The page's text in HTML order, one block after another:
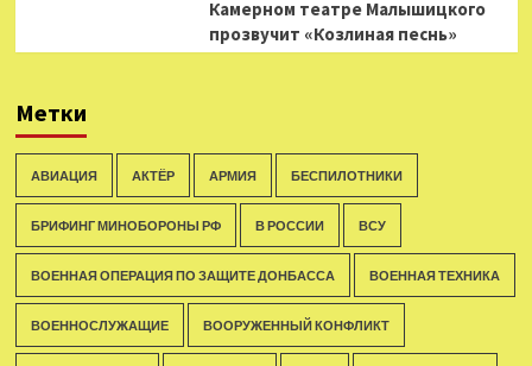
Камерном театре Малышицкого
прозвучит «Козлиная песнь»
Метки
АВИАЦИЯ АКТЁР АРМИЯ БЕСПИЛОТНИКИ
БРИФИНГ МИНОБОРОНЫ РФ В РОССИИ ВСУ
ВОЕННАЯ ОПЕРАЦИЯ ПО ЗАЩИТЕ ДОНБАССА ВОЕННАЯ ТЕХНИКА
ВОЕННОСЛУЖАЩИЕ ВООРУЖЕННЫЙ КОНФЛИКТ